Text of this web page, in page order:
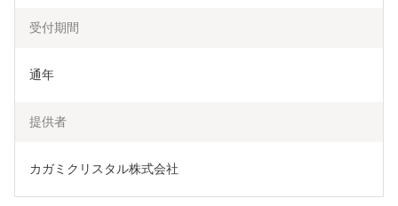
受付期間
通年
提供者
カガミクリスタル株式会社